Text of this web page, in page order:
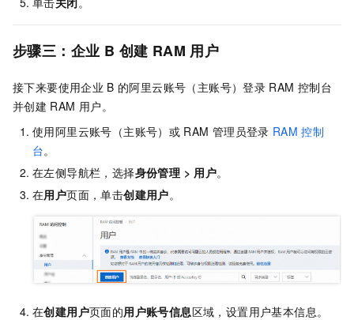
步骤三：企业 B 创建 RAM 用户
接下来要使用企业 B 的阿里云账号（主账号）登录 RAM 控制台
并创建 RAM 用户。
使用阿里云账号（主账号）或 RAM 管理员登录 RAM 控制
台。
在左侧导航栏，选择身份管理 > 用户。
在用户页面，单击创建用户。
在创建用户页面的用户账号信息区域，设置用户基本信息。